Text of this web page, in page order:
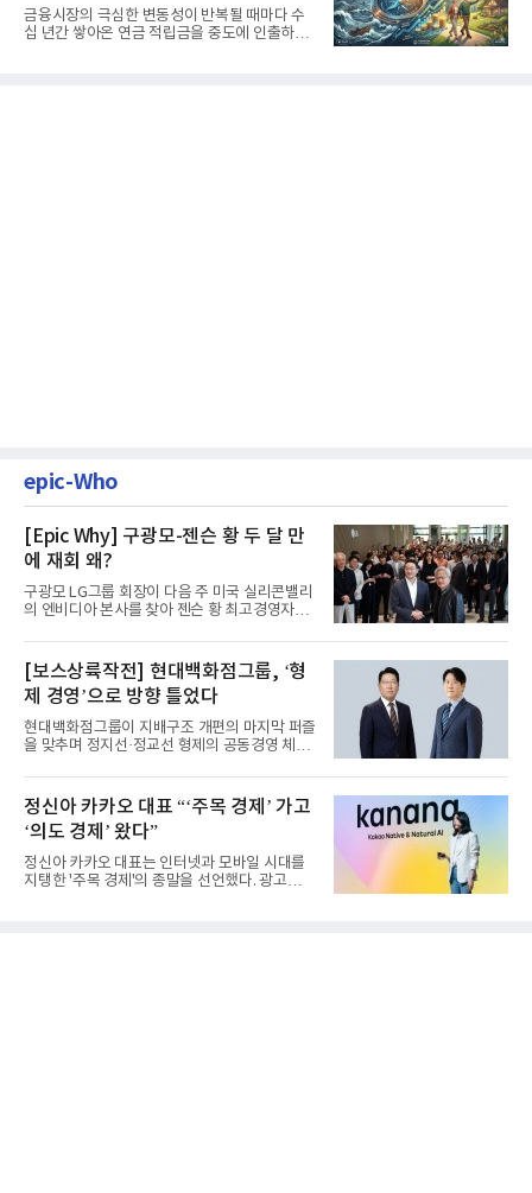
생활보장과 평생소득 전략
금융시장의 극심한 변동성이 반복될 때마다 수
십 년간 쌓아온 연금 적립금을 중도에 인출하거
epic-Who
[Epic Why] 구광모-젠슨 황 두 달 만
에 재회 왜?
구광모 LG그룹 회장이 다음 주 미국 실리콘밸리
의 엔비디아 본사를 찾아 젠슨 황 최고경영자
[보스상륙작전] 현대백화점그룹, ‘형
제 경영’으로 방향 틀었다
현대백화점그룹이 지배구조 개편의 마지막 퍼즐
을 맞추며 정지선·정교선 형제의 공동경영 체제
정신아 카카오 대표 “‘주목 경제’ 가고
‘의도 경제’ 왔다”
정신아 카카오 대표는 인터넷과 모바일 시대를
지탱한 '주목 경제'의 종말을 선언했다. 광고를